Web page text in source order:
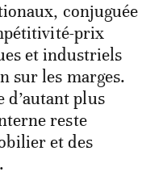
conjuguée
prix
et industriels
sur les marges.
d’autant plus
reste
et des